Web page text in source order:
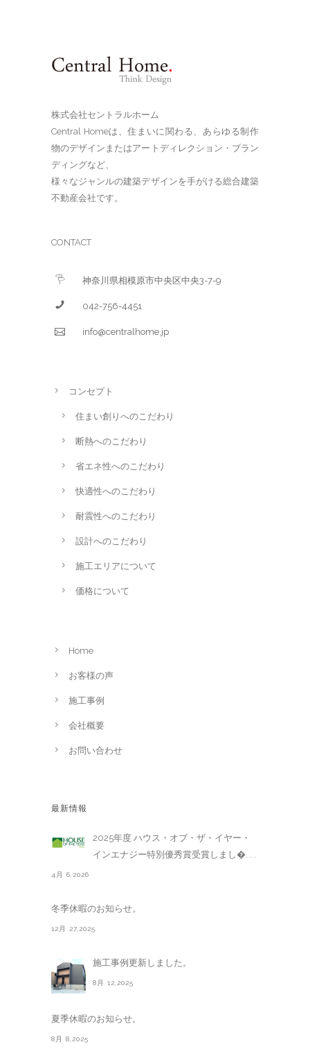
株式会社セントラルホーム
Central Homeは、住まいに関わる、あらゆる制作
物のデザインまたはアートディレクション・ブラン
ディングなど、
様々なジャンルの建築デザインを手がける総合建築
不動産会社です。
CONTACT
神奈川県相模原市中央区中央3-7-9
042-756-4451
info@centralhome.jp
コンセプト
住まい創りへのこだわり
断熱へのこだわり
省エネ性へのこだわり
快適性へのこだわり
耐震性へのこだわり
設計へのこだわり
施工エリアについて
価格について
Home
お客様の声
施工事例
会社概要
お問い合わせ
最新情報
2025年度 ハウス・オブ・ザ・イヤー・
インエナジー特別優秀賞受賞しまし�. . .
4月 6,2026
冬季休暇のお知らせ。
12月 27,2025
施工事例更新しました。
8月 12,2025
夏季休暇のお知らせ。
8月 8,2025